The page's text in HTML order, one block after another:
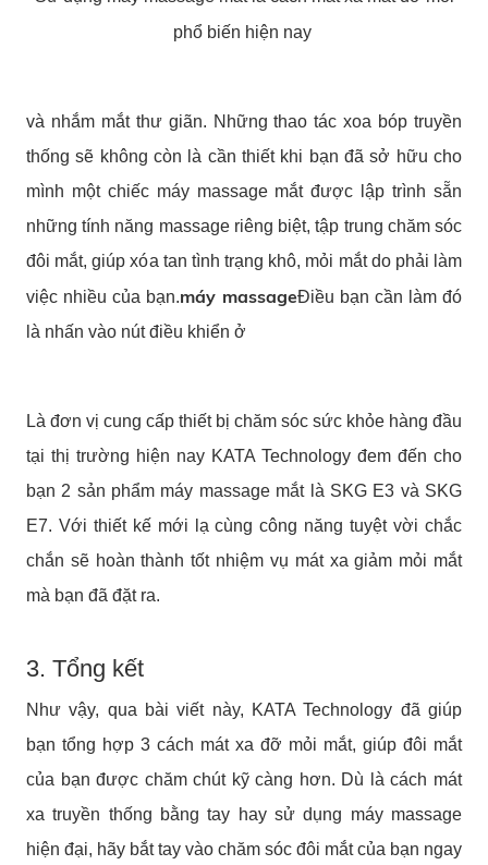
phổ biến hiện nay
và nhắm mắt thư giãn. Những thao tác xoa bóp truyền
thống sẽ không còn là cần thiết khi bạn đã sở hữu cho
mình một chiếc máy massage mắt được lập trình sẵn
những tính năng massage riêng biệt, tập trung chăm sóc
đôi mắt, giúp xóa tan tình trạng khô, mỏi mắt do phải làm
việc nhiều của bạn.máy massageĐiều bạn cần làm đó
là nhấn vào nút điều khiển ở
Là đơn vị cung cấp thiết bị chăm sóc sức khỏe hàng đầu
tại thị trường hiện nay KATA Technology đem đến cho
bạn 2 sản phẩm máy massage mắt là SKG E3 và SKG
E7. Với thiết kế mới lạ cùng công năng tuyệt vời chắc
chắn sẽ hoàn thành tốt nhiệm vụ mát xa giảm mỏi mắt
mà bạn đã đặt ra.
3. Tổng kết
Như vậy, qua bài viết này, KATA Technology đã giúp
bạn tổng hợp 3 cách mát xa đỡ mỏi mắt, giúp đôi mắt
của bạn được chăm chút kỹ càng hơn. Dù là cách mát
xa truyền thống bằng tay hay sử dụng máy massage
hiện đại, hãy bắt tay vào chăm sóc đôi mắt của bạn ngay